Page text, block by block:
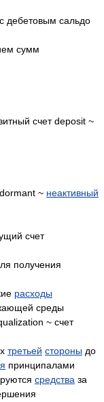
дебетовым сальдо
сумм
счет deposit ~
~ неактивный
счет
получения
расходы
среды
~ счет
третьей стороны до
принципалами
средства за